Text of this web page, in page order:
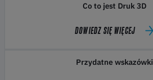
Co to jest Druk 3D
DOWIEDZ SIĘ WIĘCEJ
Przydatne wskazówki